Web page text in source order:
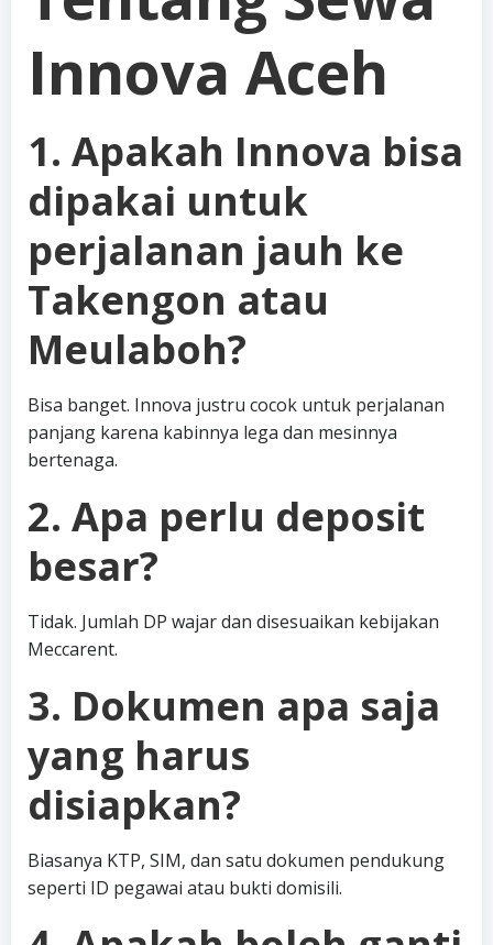
Innova Aceh
1. Apakah Innova bisa
dipakai untuk
perjalanan jauh ke
Takengon atau
Meulaboh?
Bisa banget. Innova justru cocok untuk perjalanan
panjang karena kabinnya lega dan mesinnya
bertenaga.
2. Apa perlu deposit
besar?
Tidak. Jumlah DP wajar dan disesuaikan kebijakan
Meccarent.
3. Dokumen apa saja
yang harus
disiapkan?
Biasanya KTP, SIM, dan satu dokumen pendukung
seperti ID pegawai atau bukti domisili.